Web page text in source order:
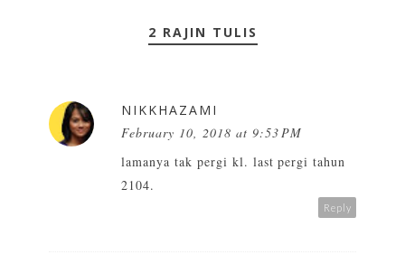
2 RAJIN TULIS
NIKKHAZAMI
February 10, 2018 at 9:53 PM
lamanya tak pergi kl. last pergi tahun
2104.
Reply